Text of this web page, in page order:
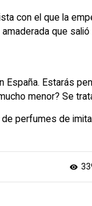
con el que la
que
Estarás
menor? Se
perfumes de
visibility